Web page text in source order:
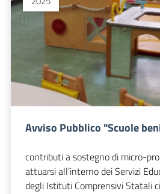
Avviso Pubblico "Scuole
contributi a sostegno di micro-
attuarsi all’interno dei Servizi
degli Istituti Comprensivi Statali